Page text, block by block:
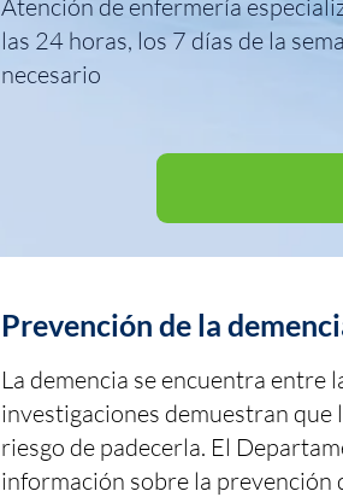
Atención de enfermería
las 24 horas, los 7 días de la
necesario
Prevención de la
La demencia se encuentra entre
investigaciones demuestran que
riesgo de padecerla. El
información sobre la prevención